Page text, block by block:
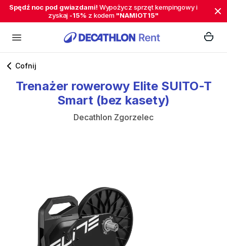
Spędź noc pod gwiazdami! Wypożycz sprzęt kempingowy i
zyskaj -15% z kodem "NAMIOT15"
Cofnij
Trenażer rowerowy Elite SUITO-T
Smart (bez kasety)
Decathlon Zgorzelec